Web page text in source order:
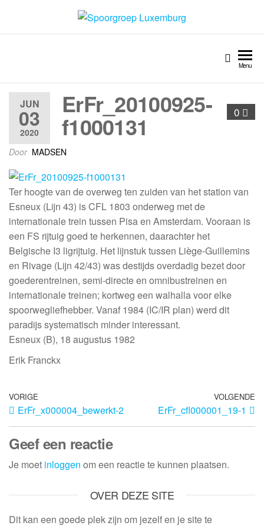
Spoorgroep Luxemburg
Menu
JUN
03
2020
0
ErFr_20100925-
f1000131
Door MADSEN
Ter hoogte van de overweg ten zuiden van het station van
Esneux (Lijn 43) is CFL 1803 onderweg met de
internationale trein tussen Pisa en Amsterdam. Vooraan is
een FS rijtuig goed te herkennen, daarachter het
Belgische I3 ligrijtuig. Het lijnstuk tussen Liège-Guillemins
en Rivage (Lijn 42/43) was destijds overdadig bezet door
goederentreinen, semi-directe en omnibustreinen en
internationale treinen; kortweg een walhalla voor elke
spoorwegliefhebber. Vanaf 1984 (IC/IR plan) werd dit
paradijs systematisch minder interessant.
Esneux (B), 18 augustus 1982
Erik Franckx
VORIGE
ErFr_x000004_bewerkt-2
VOLGENDE
ErFr_cfl000001_19-1
Geef een reactie
Je moet inloggen om een reactie te kunnen plaatsen.
OVER DEZE SITE
Dit kan een goede plek zijn om jezelf en je site te